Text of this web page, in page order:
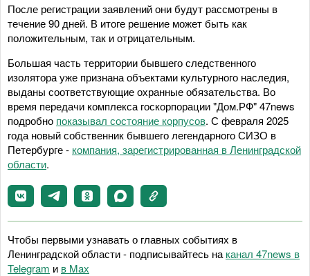
После регистрации заявлений они будут рассмотрены в
течение 90 дней. В итоге решение может быть как
положительным, так и отрицательным.
Большая часть территории бывшего следственного
изолятора уже признана объектами культурного наследия,
выданы соответствующие охранные обязательства. Во
время передачи комплекса госкорпорации "Дом.РФ" 47news
подробно показывал состояние корпусов. С февраля 2025
года новый собственник бывшего легендарного СИЗО в
Петербурге - компания, зарегистрированная в Ленинградской
области.
Чтобы первыми узнавать о главных событиях в
Ленинградской области - подписывайтесь на канал 47news в
Telegram и в Maх